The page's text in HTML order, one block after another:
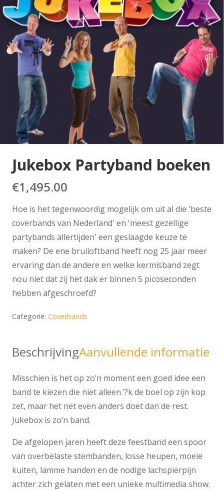
Jukebox Partyband boeken
€1,495.00
Hoe is het tegenwoordig mogelijk om uit al die 'beste
coverbands van Nederland' en 'meest gezellige
partybands allertijden' een geslaagde keuze te
maken? De ene bruiloftband heeft nog 25 jaar meer
ervaring dan de andere en welke kermisband zegt
nou niet dat zij het dak er binnen 5 picoseconden
hebben afgeschroefd?
Categorie: Coverbands
BeschrijvingAanvullende informatie
Misschien is het op zo’n moment een goed idee een
band te kiezen die niet alleen ‘?k de boel op zijn kop
zet, maar het net even anders doet dan de rest.
Jukebox is zo’n band.
De afgelopen jaren heeft deze feestband een spoor
van overbelaste stembanden, losse heupen, moeie
kuiten, lamme handen en de nodige lachspierpijn
achter zich gelaten met een unieke multimedia show.